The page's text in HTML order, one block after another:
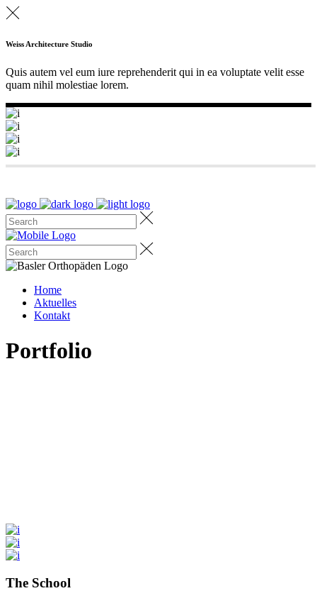
Weiss Architecture Studio
Quis autem vel eum iure reprehenderit qui in ea voluptate velit esse
quam nihil molestiae lorem.
Home
Aktuelles
Kontakt
Portfolio
The School